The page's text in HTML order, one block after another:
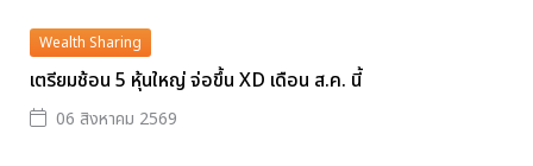
Wealth Sharing
เตรียมช้อน 5 หุ้นใหญ่ จ่อขึ้น XD เดือน ส.ค. นี้
06 สิงหาคม 2569